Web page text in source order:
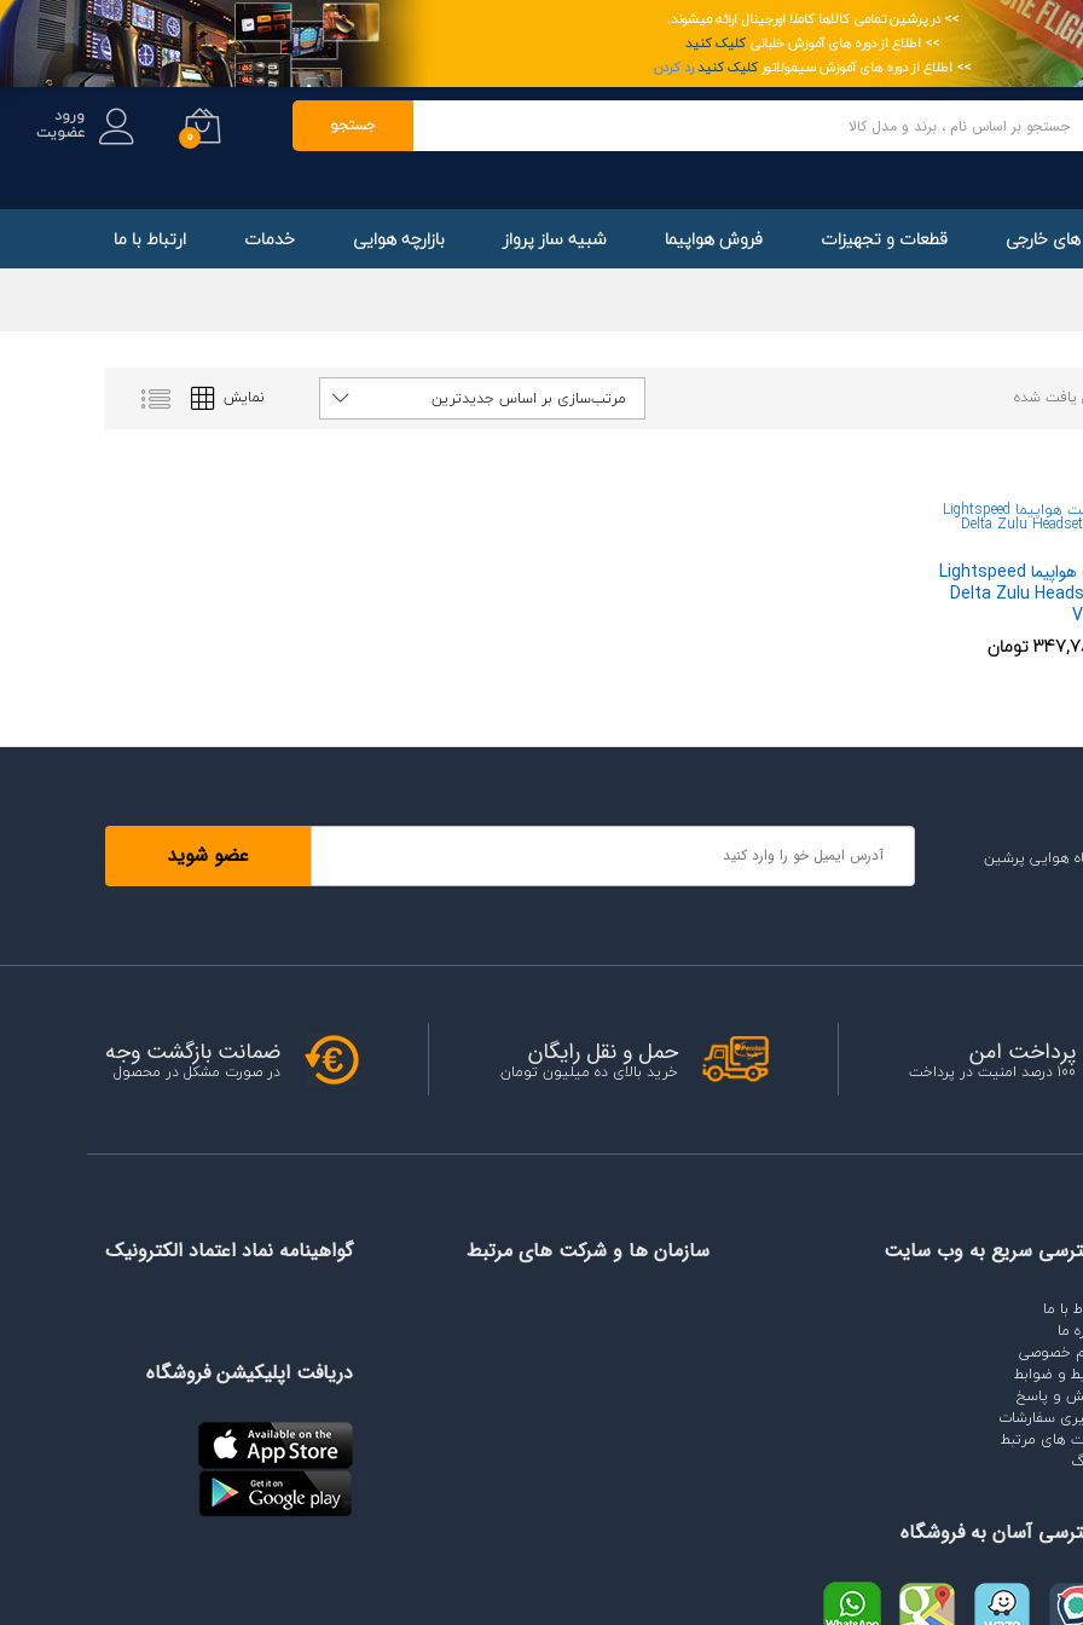
>> در پرشین تمامی کالاها کاملا اورجینال ارائه میشوند.
>> اطلاع از دوره های آموزش خلبانی کلیک کنید
>> اطلاع از دوره های آموزش سیمولاتور کلیک کنیدرد کردن
انتخاب ارز پیگیری سفارشات اخبار سایت
جستجو 0
ورود
عضویت
خارجی قطعات و تجهیزات فروش هواپیما شبیه ساز پرواز بازارچه هوایی خدمات ارتباط با ما
شده نمایش مرتب‌سازی بر اساس جدیدترین
هدست هواپیما Lightspeed
Delta Zulu
تومان
تومان
هوایی پرشین
پرداخت امن
100 درصد امنیت در پرداخت
حمل و نقل رایگان
خرید بالای ده میلیون تومان
ضمانت بازگشت وجه
در صورت مشکل در محصول
سریع به وب سایت
با ما
ما
خصوصی
و ضوابط
و پاسخ
سفارشات
های مرتبط
آسان به فروشگاه
سازمان ها و شرکت های مرتبط گواهینامه نماد اعتماد الکترونیک
دریافت اپلیکیشن فروشگاه